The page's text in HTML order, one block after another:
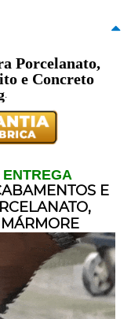
Porcelanato,
e Concreto
.
E